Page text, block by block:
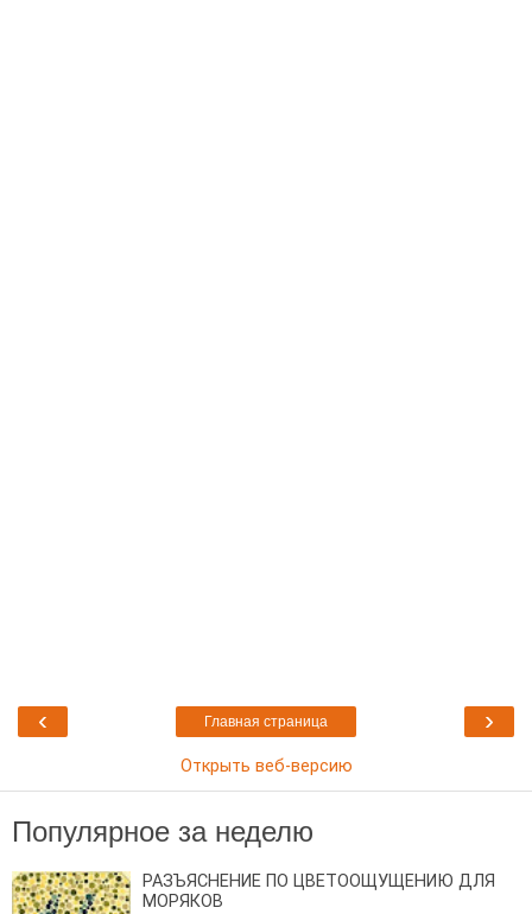
‹ ›
Главная страница
Открыть веб-версию
Популярное за неделю
РАЗЪЯСНЕНИЕ ПО ЦВЕТООЩУЩЕНИЮ ДЛЯ
МОРЯКОВ